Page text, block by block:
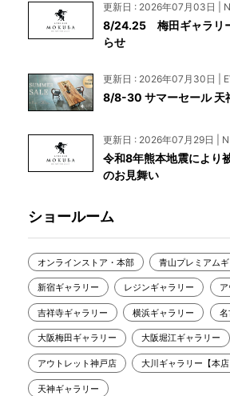
更新日 : 2026年07月03日 |
8/24.25 梅田ギャラリ
らせ
更新日 : 2026年07月30日 |
8/8-30 サマーセール 天
更新日 : 2026年07月29日 |
令和8年熊本地震により
のお見舞い
ショールーム
オンラインストア・本部 青山プレミアム
新宿ギャラリー レジンギャラリー
吉祥寺ギャラリー 横浜ギャラリー 名
大阪梅田ギャラリー 大阪堀江ギャラリー
アウトレット神戸店 大川ギャラリー【本店
天神ギャラリー